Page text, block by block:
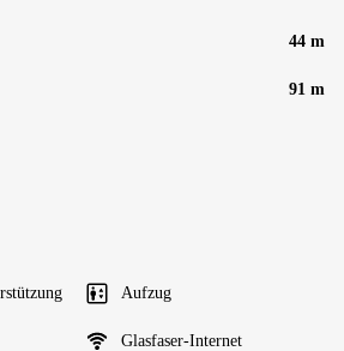
44 m
91 m
Aufzug
Glasfaser-Internet